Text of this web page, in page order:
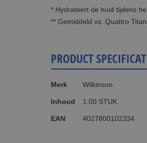
* Hydrateert de huid tijdens
** Gemiddeld vs. Quattro
PRODUCT
informatie
Merk Wilkinson
Inhoud 1.00 STUK
EAN 4027800102334